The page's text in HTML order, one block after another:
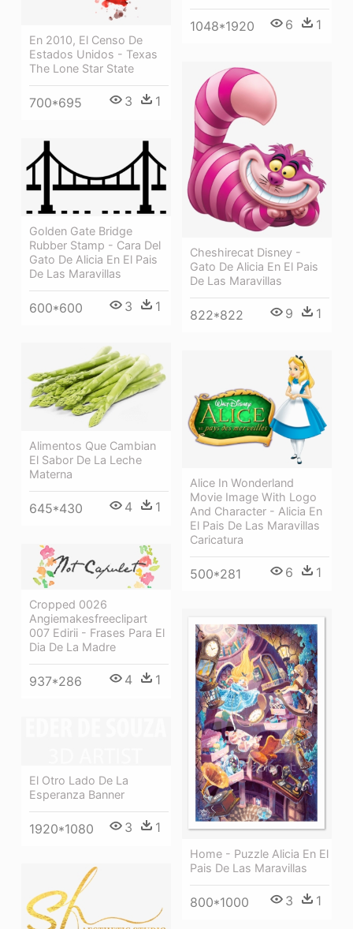
1048*1920 6 1
En 2010, El Censo De
Estados Unidos - Texas
The Lone Star State
700*695 3 1
Cheshirecat Disney -
Gato De Alicia En El Pais
De Las Maravillas
822*822 9 1
Golden Gate Bridge
Rubber Stamp - Cara Del
Gato De Alicia En El Pais
De Las Maravillas
600*600 3 1
Alimentos Que Cambian
El Sabor De La Leche
Materna
645*430 4 1
Alice In Wonderland
Movie Image With Logo
And Character - Alicia En
El Pais De Las Maravillas
Caricatura
500*281 6 1
Cropped 0026
Angiemakesfreeclipart
007 Edirii - Frases Para El
Dia De La Madre
937*286 4 1
Home - Puzzle Alicia En El
Pais De Las Maravillas
800*1000 3 1
El Otro Lado De La
Esperanza Banner
1920*1080 3 1